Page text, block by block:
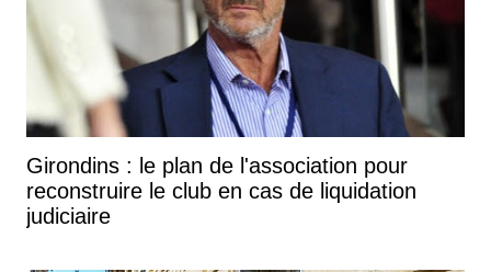
Girondins : le plan de l'association pour
reconstruire le club en cas de liquidation
judiciaire